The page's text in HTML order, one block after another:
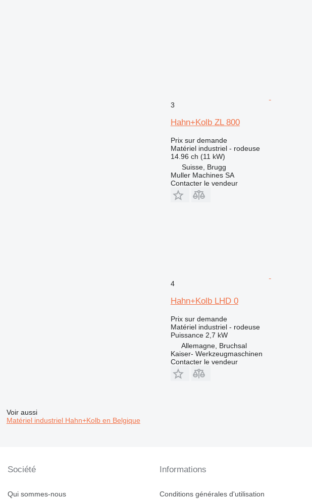
3
Hahn+Kolb ZL 800
Prix sur demande
Matériel industriel - rodeuse
14.96 ch (11 kW)
Suisse, Brugg
Muller Machines SA
Contacter le vendeur
4
Hahn+Kolb LHD 0
Prix sur demande
Matériel industriel - rodeuse
Puissance 2,7 kW
Allemagne, Bruchsal
Kaiser- Werkzeugmaschinen
Contacter le vendeur
Voir aussi
Matériel industriel Hahn+Kolb en Belgique
Société
Qui sommes-nous
Informations
Conditions générales d'utilisation